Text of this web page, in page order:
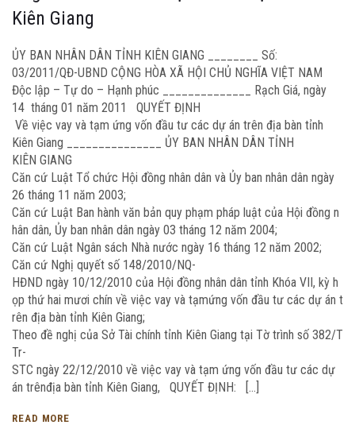
Kiên Giang
ỦY BAN NHÂN DÂN TỈNH KIÊN GIANG ________ Số:
03/2011/QĐ-UBND CỘNG HÒA XÃ HỘI CHỦ NGHĨA VIỆT NAM
Độc lập – Tự do – Hạnh phúc ______________ Rạch Giá, ngày
14 tháng 01 năm 2011 QUYẾT ĐỊNH
Về việc vay và tạm ứng vốn đầu tư các dự án trên địa bàn tỉnh
Kiên Giang _______________ ỦY BAN NHÂN DÂN TỈNH
KIÊN GIANG
Căn cứ Luật Tổ chức Hội đồng nhân dân và Ủy ban nhân dân ngày
26 tháng 11 năm 2003;
Căn cứ Luật Ban hành văn bản quy phạm pháp luật của Hội đồng n
hân dân, Ủy ban nhân dân ngày 03 tháng 12 năm 2004;
Căn cứ Luật Ngân sách Nhà nước ngày 16 tháng 12 năm 2002;
Căn cứ Nghị quyết số 148/2010/NQ-
HĐND ngày 10/12/2010 của Hội đồng nhân dân tỉnh Khóa VII, kỳ h
ọp thứ hai mươi chín về việc vay và tạmứng vốn đầu tư các dự án t
rên địa bàn tỉnh Kiên Giang;
Theo đề nghị của Sở Tài chính tỉnh Kiên Giang tại Tờ trình số 382/T
Tr-
STC ngày 22/12/2010 về việc vay và tạm ứng vốn đầu tư các dự
án trênđịa bàn tỉnh Kiên Giang, QUYẾT ĐỊNH: […]
READ MORE